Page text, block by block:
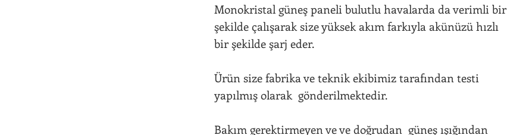
Monokristal güneş paneli bulutlu havalarda da verimli bir
şekilde çalışarak size yüksek akım farkıyla akünüzü hızlı
bir şekilde şarj eder.
Ürün size fabrika ve teknik ekibimiz tarafından testi
yapılmış olarak gönderilmektedir.
Bakım gerektirmeyen ve ve doğrudan güneş ışığından